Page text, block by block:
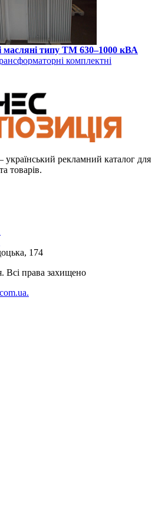
масляні типу ТМ 630–1000 кВА
комплектні
рекламний каталог для
товарів.
174
Всі права захищено
.